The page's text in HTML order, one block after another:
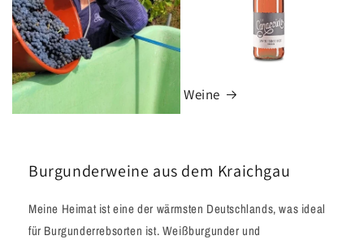
Weine
Burgunderweine aus dem Kraichgau
Meine Heimat ist eine der wärmsten Deutschlands, was ideal
für Burgunderrebsorten ist. Weißburgunder und